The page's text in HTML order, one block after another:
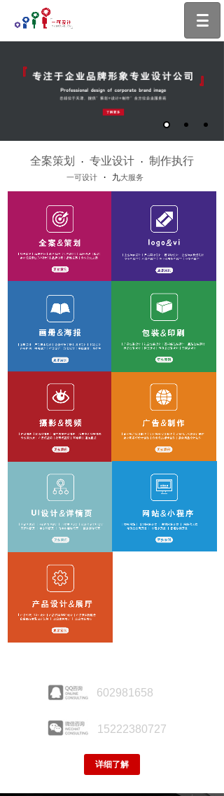
全案策划 · 专业设计 · 制作执行
一可设计 · 九大服务
602981658
15222380727
详细了解